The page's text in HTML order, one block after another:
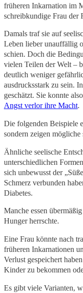
früheren Inkarnation im
schreibkundige Frau der
Damals traf sie auf
Leben lieber unauffällig
schien. Doch die
vielen Teilen der Welt –
deutlich weniger
ausdrucksstark zu sein.
geschätzt. Sie konnte
Angst verlor ihre Macht.
Die folgenden Beispiele
sondern zeigen mögliche
Ähnliche seelische
unterschiedlichen
sich unbewusst der
Schmerz verbunden
Diabetes.
Manche essen
Hunger herrschte.
Eine Frau könnte nach
früheren Inkarnationen
Verlust gespeichert
Kinder zu bekommen
Es gibt viele Varianten,